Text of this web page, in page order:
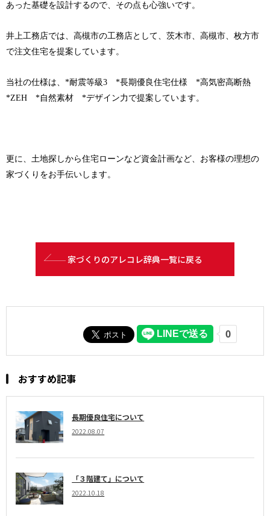
あった基礎を設計するので、その点も心強いです。
井上工務店では、高槻市の工務店として、茨木市、高槻市、枚方市
で注文住宅を提案しています。
当社の仕様は、*耐震等級3 *長期優良住宅仕様 *高気密高断熱
*ZEH *自然素材 *デザイン力で提案しています。
更に、土地探しから住宅ローンなど資金計画など、お客様の理想の
家づくりをお手伝いします。
家づくりのアレコレ辞典一覧に戻る
おすすめ記事
長期優良住宅について
2022.08.07
「３階建て」について
2022.10.18